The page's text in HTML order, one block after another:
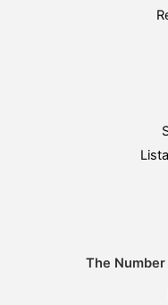
The